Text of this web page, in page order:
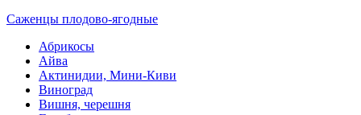
Саженцы плодово-ягодные
Абрикосы
Айва
Актинидии, Мини-Киви
Виноград
Вишня, черешня